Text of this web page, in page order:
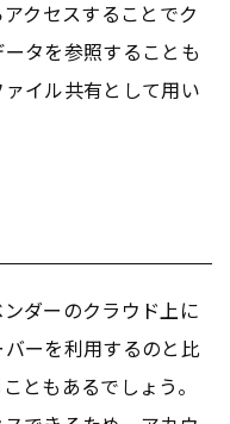
クセスすることでク
タを参照することも
イル共有として用い
ダーのクラウド上に
ーを利用するのと比
ともあるでしょう。